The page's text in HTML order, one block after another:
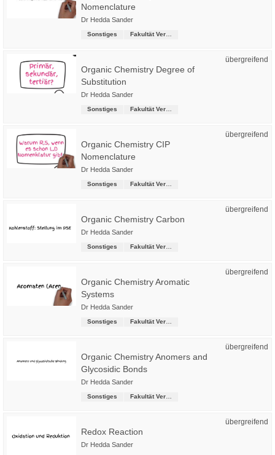
Nomenclature
Dr Hedda Sander
Sonstiges
übergreifend
Organic Chemistry Degree of
Substitution
Dr Hedda Sander
Sonstiges
übergreifend
Organic Chemistry CIP
Nomenclature
Dr Hedda Sander
Sonstiges
übergreifend
Organic Chemistry Carbon
Dr Hedda Sander
Sonstiges
übergreifend
Organic Chemistry Aromatic
Systems
Dr Hedda Sander
Sonstiges
übergreifend
Organic Chemistry Anomers and
Glycosidic Bonds
Dr Hedda Sander
Sonstiges
übergreifend
Redox Reaction
Dr Hedda Sander